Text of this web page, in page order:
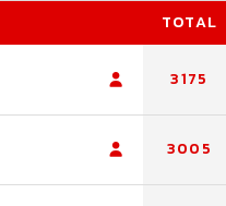
TOTAL
3175
3005